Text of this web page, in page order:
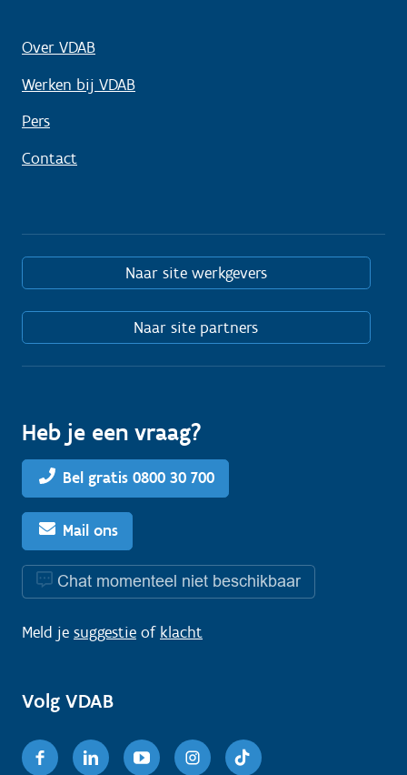
Over VDAB
Werken bij VDAB
Pers
Contact
Naar site werkgevers
Naar site partners
Heb je een vraag?
Bel gratis 0800 30 700
Mail ons
Chat momenteel niet beschikbaar
Meld je suggestie of klacht
Volg VDAB
FacebookLinkedinYoutubeInstagram